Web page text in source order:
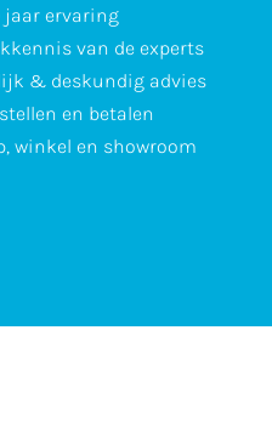
jaar ervaring
van de experts
& deskundig advies
en betalen
winkel en showroom